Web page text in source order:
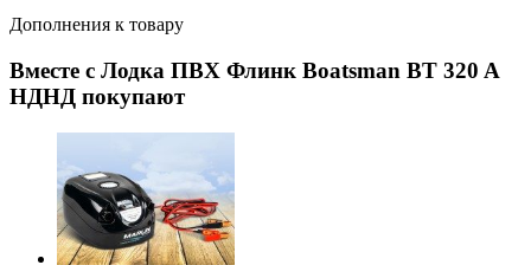
Дополнения к товару
Вместе с Лодка ПВХ Флинк Boatsman BT 320 A
НДНД покупают